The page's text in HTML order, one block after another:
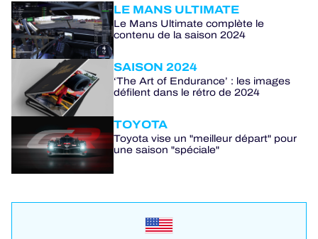
LE MANS ULTIMATE
Le Mans Ultimate complète le
contenu de la saison 2024
SAISON 2024
‘The Art of Endurance’ : les images
défilent dans le rétro de 2024
TOYOTA
Toyota vise un "meilleur départ" pour
une saison "spéciale"